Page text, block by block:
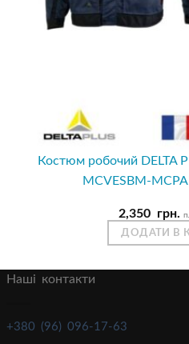
Костюм робочий DELTA
MCVESBM-
2,350 грн.
ДОДАТИ В
Наші контакти
+380 (96) 096-17-63